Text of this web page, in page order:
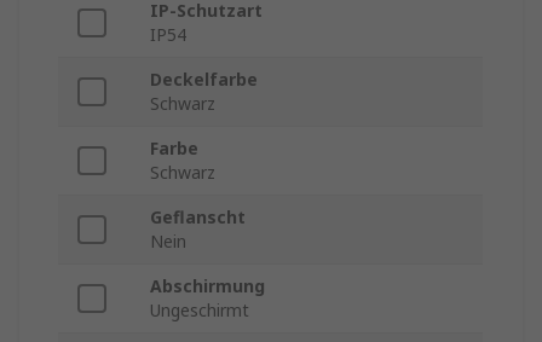
IP-Schutzart
IP54
Deckelfarbe
Schwarz
Farbe
Schwarz
Geflanscht
Nein
Abschirmung
Ungeschirmt